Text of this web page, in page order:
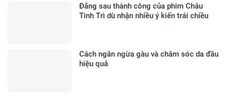
Đằng sau thành công của phim Châu
Tinh Trì dù nhận nhiều ý kiến trái chiều
Cách ngăn ngừa gàu và chăm sóc da đầu
hiệu quả